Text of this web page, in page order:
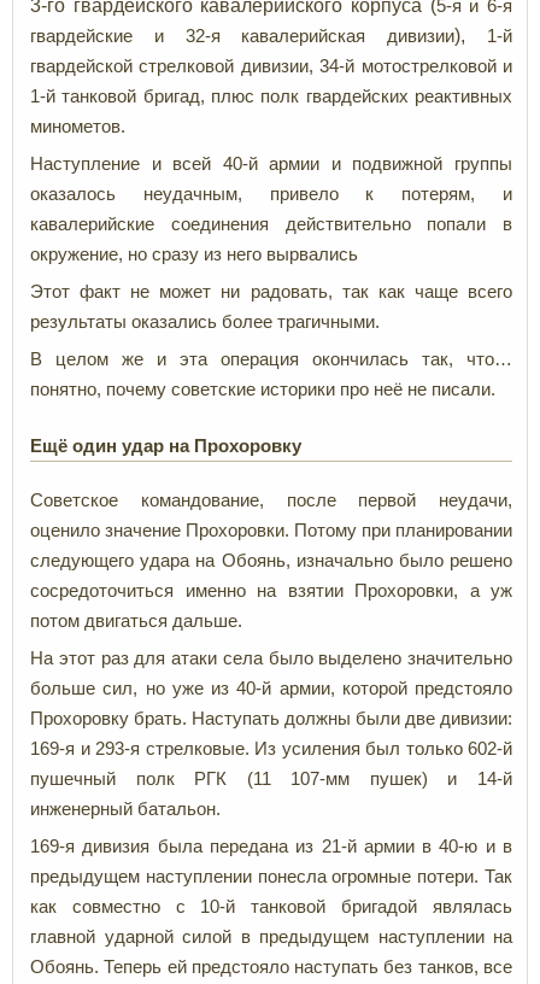
3-го гвардейского кавалерийского корпуса (5-я и 6-я
гвардейские и 32-я кавалерийская дивизии), 1-й
гвардейской стрелковой дивизии, 34-й мотострелковой и
1-й танковой бригад, плюс полк гвардейских реактивных
минометов.
Наступление и всей 40-й армии и подвижной группы
оказалось неудачным, привело к потерям, и
кавалерийские соединения действительно попали в
окружение, но сразу из него вырвались
Этот факт не может ни радовать, так как чаще всего
результаты оказались более трагичными.
В целом же и эта операция окончилась так, что…
понятно, почему советские историки про неё не писали.
Ещё один удар на Прохоровку
Советское командование, после первой неудачи,
оценило значение Прохоровки. Потому при планировании
следующего удара на Обоянь, изначально было решено
сосредоточиться именно на взятии Прохоровки, а уж
потом двигаться дальше.
На этот раз для атаки села было выделено значительно
больше сил, но уже из 40-й армии, которой предстояло
Прохоровку брать. Наступать должны были две дивизии:
169-я и 293-я стрелковые. Из усиления был только 602-й
пушечный полк РГК (11 107-мм пушек) и 14-й
инженерный батальон.
169-я дивизия была передана из 21-й армии в 40-ю и в
предыдущем наступлении понесла огромные потери. Так
как совместно с 10-й танковой бригадой являлась
главной ударной силой в предыдущем наступлении на
Обоянь. Теперь ей предстояло наступать без танков, все